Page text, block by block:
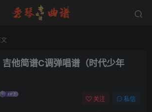
吉他简谱C调弹唱谱（时代少年
关注 私信